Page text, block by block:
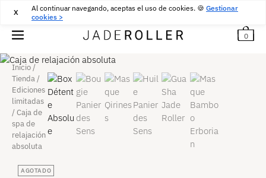
Al continuar navegando, aceptas el uso de cookies. 🍪 Gestionar
cookies >
X ENTREGA GRATUITA DESDE30€COMPRA
0
Inicio /
Tienda /
Ediciones
limitadas
/Caja de
spa de
relajación
absoluta
AGOTADO